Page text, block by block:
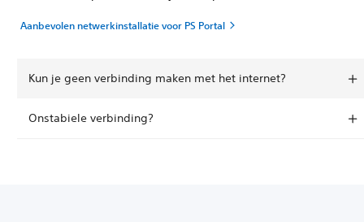
Aanbevolen netwerkinstallatie voor PS Portal
Kun je geen verbinding maken met het internet?
Onstabiele verbinding?